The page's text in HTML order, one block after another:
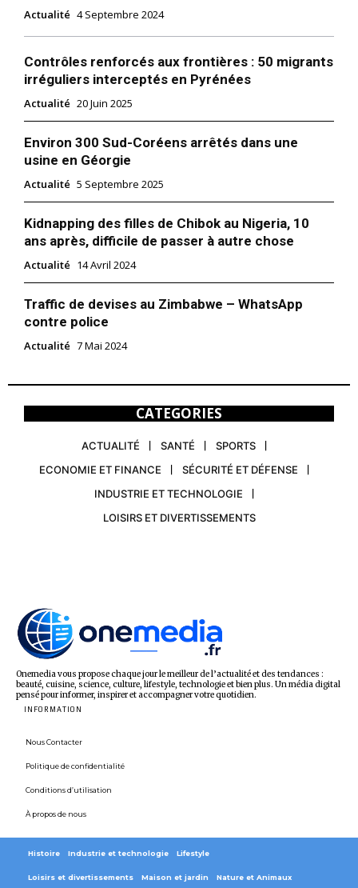
Actualité 4 Septembre 2024
Contrôles renforcés aux frontières : 50 migrants
irréguliers interceptés en Pyrénées
Actualité 20 Juin 2025
Environ 300 Sud-Coréens arrêtés dans une
usine en Géorgie
Actualité 5 Septembre 2025
Kidnapping des filles de Chibok au Nigeria, 10
ans après, difficile de passer à autre chose
Actualité 14 Avril 2024
Traffic de devises au Zimbabwe – WhatsApp
contre police
Actualité 7 Mai 2024
CATEGORIES
ACTUALITÉ SANTÉ
SPORTS
ECONOMIE ET FINANCE
SÉCURITÉ ET DÉFENSE
INDUSTRIE ET TECHNOLOGIE
LOISIRS ET DIVERTISSEMENTS
Onemedia vous propose chaque jour le meilleur de l’actualité et des tendances :
beauté, cuisine, science, culture, lifestyle, technologie et bien plus. Un média digital
pensé pour informer, inspirer et accompagner votre quotidien.
INFORMATION
Nous Contacter
Politique de confidentialité
Conditions d’utilisation
À propos de nous
Histoire Industrie et technologie Lifestyle
Loisirs et divertissements Maison et jardin Nature et Animaux